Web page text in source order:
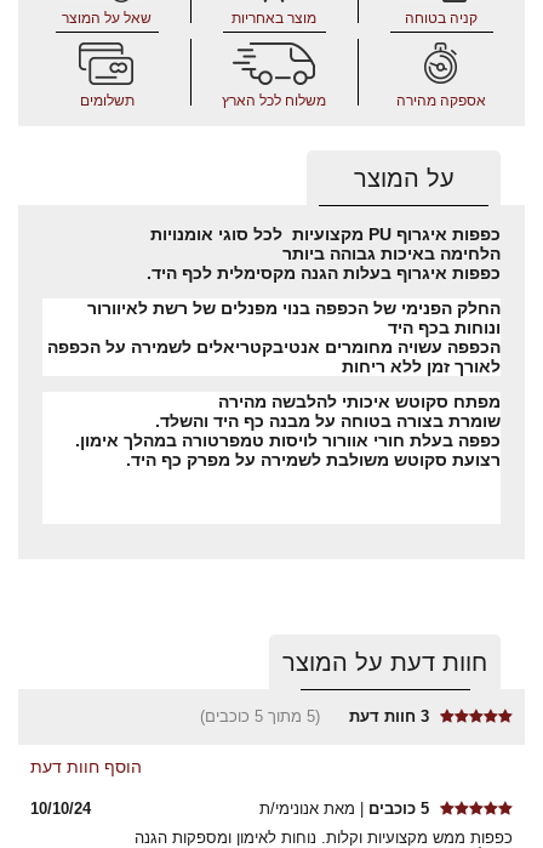
קניה בטוחה מוצר באחריות שאל על המוצר
אספקה מהירה משלוח לכל הארץ תשלומים
על המוצר
כפפות איגרוף PU מקצועיות לכל סוגי אומנויות
הלחימה באיכות גבוהה ביותר
כפפות איגרוף בעלות הגנה מקסימלית לכף היד.
החלק הפנימי של הכפפה בנוי מפנלים של רשת לאיוורור
ונוחות בכף היד
הכפפה עשויה מחומרים אנטיבקטריאלים לשמירה על הכפפה
לאורך זמן ללא ריחות
מפתח סקוטש איכותי להלבשה מהירה
שומרת בצורה בטוחה על מבנה כף היד והשלד.
כפפה בעלת חורי אוורור לויסות טמפרטורה במהלך אימון.
רצועת סקוטש משולבת לשמירה על מפרק כף היד.
חוות דעת על המוצר
3 חוות דעת (5 מתוך 5 כוכבים)
הוסף חוות דעת
5 כוכבים | מאת אנונימי/ת
10/10/24
כפפות ממש מקצועיות וקלות. נוחות לאימון ומספקות הגנה